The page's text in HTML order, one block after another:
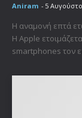
Aniram - 5
Η αναμονή επτά
Η Apple
smartphones τον